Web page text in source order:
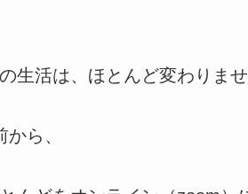
生活は、ほとんど変わりま
ら、